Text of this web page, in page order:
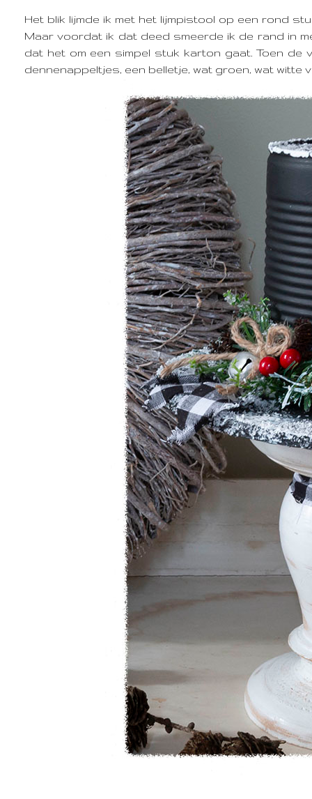
Het blik lijmde ik met het lijmpistool op een rond
Maar voordat ik dat deed smeerde ik de rand in
dat het om een simpel stuk karton gaat. Toen
dennenappeltjes, een belletje, wat groen, wat